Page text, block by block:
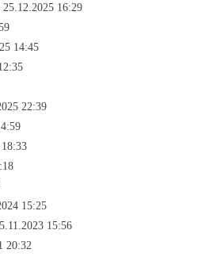
16:29
14:45
22:39
15:25
15:56
20:32